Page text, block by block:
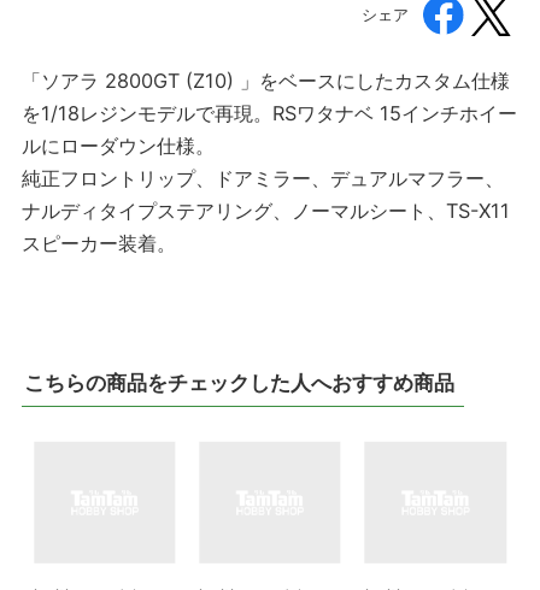
シェア
「ソアラ 2800GT (Z10) 」をベースにしたカスタム仕様
を1/18レジンモデルで再現。RSワタナベ 15インチホイー
ルにローダウン仕様。
純正フロントリップ、ドアミラー、デュアルマフラー、
ナルディタイプステアリング、ノーマルシート、TS-X11
スピーカー装着。
こちらの商品をチェックした人へおすすめ商品